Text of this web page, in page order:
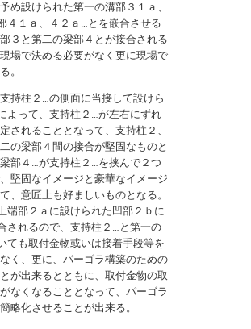
め設けられた第一の溝部３１ａ、
４１ａ、４２ａ…とを嵌合させる
３と第二の梁部４とが接合される
場で決める必要がなく更に現場で
。
持柱２…の側面に当接して設けら
よって、支持柱２…が左右にずれ
されることとなって、支持柱２、
の梁部４間の接合が堅固なものと
部４…が支持柱２…を挟んで２つ
堅固なイメージと豪華なイメージ
、意匠上も好ましいものとなる。
端部２ａに設けられた凹部２ｂに
されるので、支持柱２…と第一の
ても取付金物或いは接着手段等を
く、更に、パーゴラ構築のための
が出来るとともに、取付金物の取
なくなることとなって、パーゴラ
略化させることが出来る。